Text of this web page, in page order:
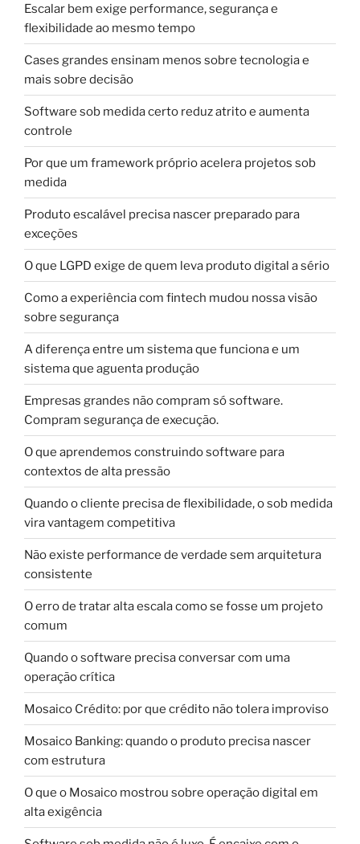
Escalar bem exige performance, segurança e
flexibilidade ao mesmo tempo
Cases grandes ensinam menos sobre tecnologia e
mais sobre decisão
Software sob medida certo reduz atrito e aumenta
controle
Por que um framework próprio acelera projetos sob
medida
Produto escalável precisa nascer preparado para
exceções
O que LGPD exige de quem leva produto digital a sério
Como a experiência com fintech mudou nossa visão
sobre segurança
A diferença entre um sistema que funciona e um
sistema que aguenta produção
Empresas grandes não compram só software.
Compram segurança de execução.
O que aprendemos construindo software para
contextos de alta pressão
Quando o cliente precisa de flexibilidade, o sob medida
vira vantagem competitiva
Não existe performance de verdade sem arquitetura
consistente
O erro de tratar alta escala como se fosse um projeto
comum
Quando o software precisa conversar com uma
operação crítica
Mosaico Crédito: por que crédito não tolera improviso
Mosaico Banking: quando o produto precisa nascer
com estrutura
O que o Mosaico mostrou sobre operação digital em
alta exigência